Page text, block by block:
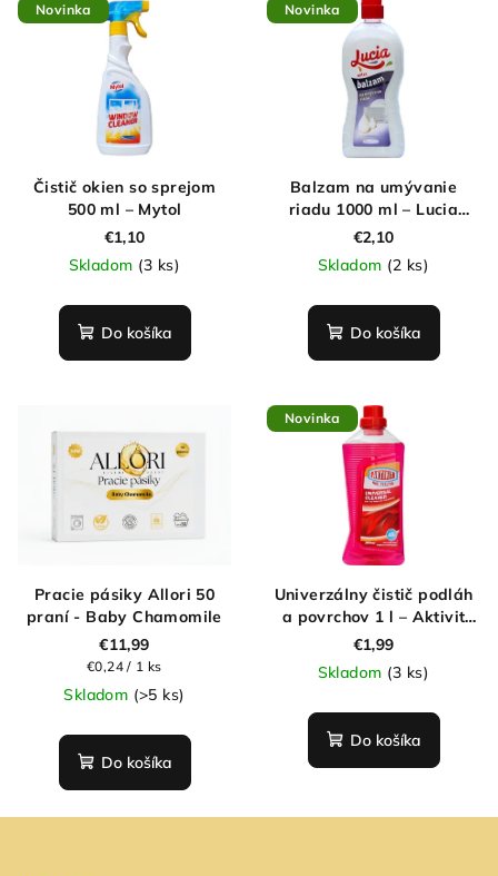
Novinka
Čistič okien so sprejom
500 ml – Mytol
€1,10
Skladom (3 ks)
Do košíka
Novinka
Balzam na umývanie
riadu 1000 ml – Lucia
Extra
€2,10
Skladom (2 ks)
Do košíka
Pracie pásiky Allori 50
praní - Baby Chamomile
€11,99
Jednotková
cena:
€0,24 / 1 ks
Skladom (>5 ks)
Do košíka
Novinka
Univerzálny čistič podláh
a povrchov 1 l – Aktivit
Red Feeling
€1,99
Skladom (3 ks)
Do košíka